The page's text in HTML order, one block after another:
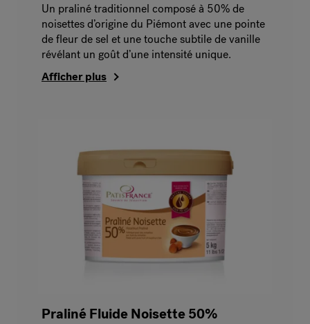
Un praliné traditionnel composé à 50% de
noisettes d’origine du Piémont avec une pointe
de fleur de sel et une touche subtile de vanille
révélant un goût d’une intensité unique.
Afficher plus
Praliné Fluide Noisette 50%